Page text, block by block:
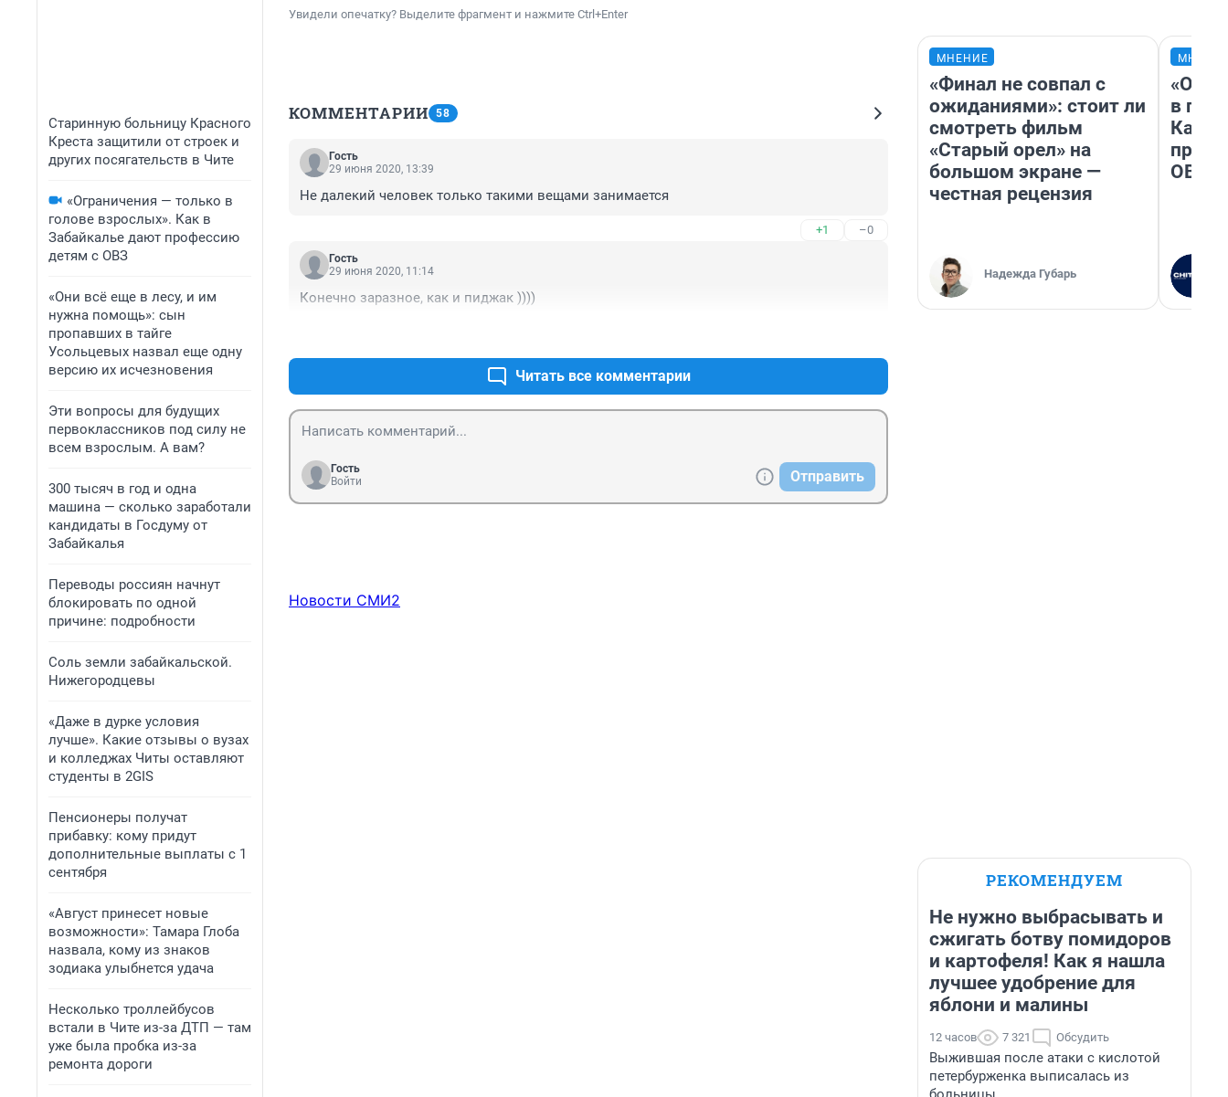
Старинную больницу Красного
Креста защитили от строек и
других посягательств в Чите
«Ограничения — только в
голове взрослых». Как в
Забайкалье дают профессию
детям с ОВЗ
«Они всё еще в лесу, и им
нужна помощь»: сын
пропавших в тайге
Усольцевых назвал еще одну
версию их исчезновения
Эти вопросы для будущих
первоклассников под силу не
всем взрослым. А вам?
300 тысяч в год и одна
машина — сколько заработали
кандидаты в Госдуму от
Забайкалья
Переводы россиян начнут
блокировать по одной
причине: подробности
Соль земли забайкальской.
Нижегородцевы
«Даже в дурке условия
лучше». Какие отзывы о вузах
и колледжах Читы оставляют
студенты в 2GIS
Пенсионеры получат
прибавку: кому придут
дополнительные выплаты с 1
сентября
«Август принесет новые
возможности»: Тамара Глоба
назвала, кому из знаков
зодиака улыбнется удача
Несколько троллейбусов
встали в Чите из-за ДТП — там
уже была пробка из-за
ремонта дороги
Увидели опечатку? Выделите фрагмент и нажмите Ctrl+Enter
КОММЕНТАРИИ 58
Гость
29 июня 2020, 13:39
Не далекий человек только такими вещами занимается
+1 –0
Гость
29 июня 2020, 11:14
Конечно заразное, как и пиджак ))))
Читать все комментарии
Гость
Войти
Отправить
Новости СМИ2
МНЕНИЕ
«Финал не совпал с
ожиданиями»: стоит ли
смотреть фильм
«Старый орел» на
большом экране —
честная рецензия
Надежда Губарь
в
Как в
ОВЗ
РЕКОМЕНДУЕМ
Не нужно выбрасывать и
сжигать ботву помидоров
и картофеля! Как я нашла
лучшее удобрение для
яблони и малины
12 часов 7 321 Обсудить
Выжившая после атаки с кислотой
петербурженка выписалась из